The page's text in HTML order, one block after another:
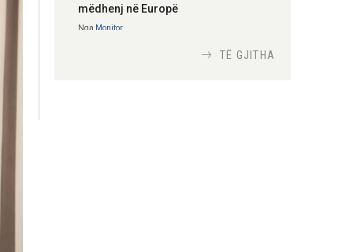
mëdhenj në Europë
Nga Monitor
TË GJITHA